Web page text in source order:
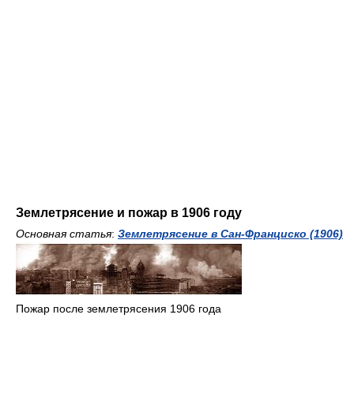
Землетрясение и пожар в 1906 году
Основная статья: Землетрясение в Сан-Франциско (1906)
Пожар после землетрясения 1906 года